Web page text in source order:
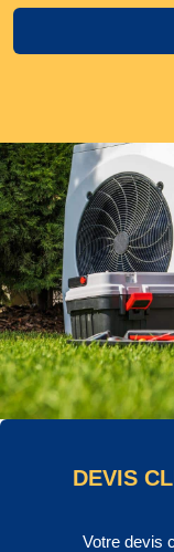
DEVIS
Votre devis